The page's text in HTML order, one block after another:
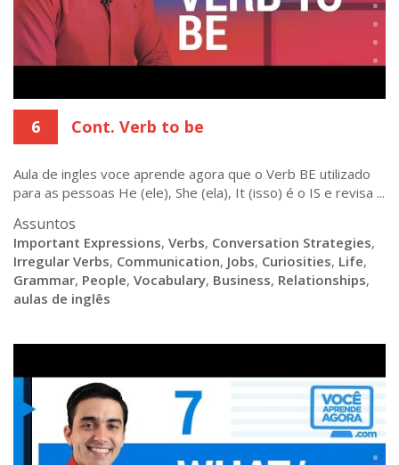
6 Cont. Verb to be
Aula de ingles voce aprende agora que o Verb BE utilizado
para as pessoas He (ele), She (ela), It (isso) é o IS e revisa ...
Assuntos
Important Expressions, Verbs, Conversation Strategies,
Irregular Verbs, Communication, Jobs, Curiosities, Life,
Grammar, People, Vocabulary, Business, Relationships,
aulas de inglês